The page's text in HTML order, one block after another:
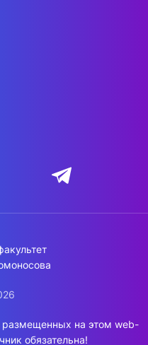
размещенных на этом web-
обязательна!